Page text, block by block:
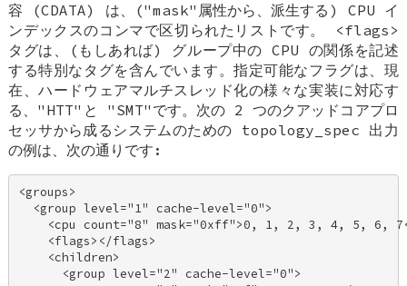
容 (CDATA) は、("mask"属性から、派生する) CPU イ
ンデックスのコンマで区切られたリストです。 <flags>
タグは、(もしあれば) グループ中の CPU の関係を記述
する特別なタグを含んでいます。指定可能なフラグは、現
在、ハードウェアマルチスレッド化の様々な実装に対応す
る、"HTT"と "SMT"です。次の 2 つのクアッドコアプロ
セッサから成るシステムのための topology_spec 出力
の例は、次の通りです:
<groups>
  <group level="1" cache-level="0">
<cpu count="8" mask="0xff">0, 1, 2, 3, 4, 5, 6,
    <flags></flags>
    <children>
      <group level="2" cache-level="0">